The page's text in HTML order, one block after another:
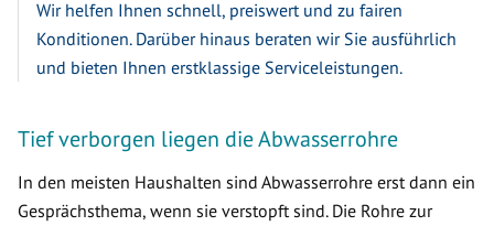
Wir helfen Ihnen schnell, preiswert und zu fairen
Konditionen. Darüber hinaus beraten wir Sie ausführlich
und bieten Ihnen erstklassige Serviceleistungen.
Tief verborgen liegen die Abwasserrohre
In den meisten Haushalten sind Abwasserrohre erst dann ein
Gesprächsthema, wenn sie verstopft sind. Die Rohre zur